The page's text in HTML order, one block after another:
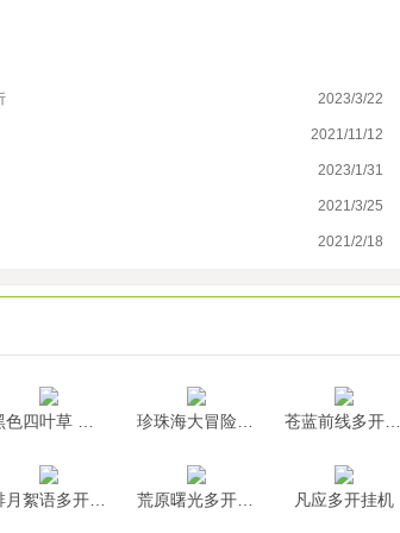
2023/3/22
2021/11/12
2023/1/31
2021/3/25
2021/2/18
凡应多开挂机